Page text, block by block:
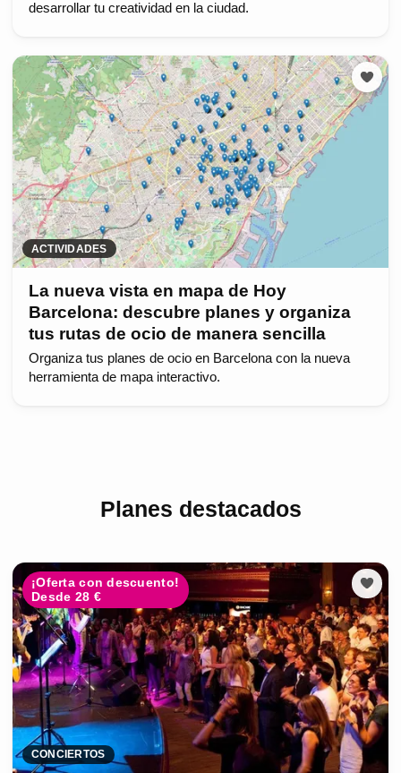
desarrollar tu creatividad en la ciudad.
ACTIVIDADES
La nueva vista en mapa de Hoy
Barcelona: descubre planes y organiza
tus rutas de ocio de manera sencilla
Organiza tus planes de ocio en Barcelona con la nueva
herramienta de mapa interactivo.
Planes destacados
¡Oferta con descuento!
Desde 28 €
CONCIERTOS